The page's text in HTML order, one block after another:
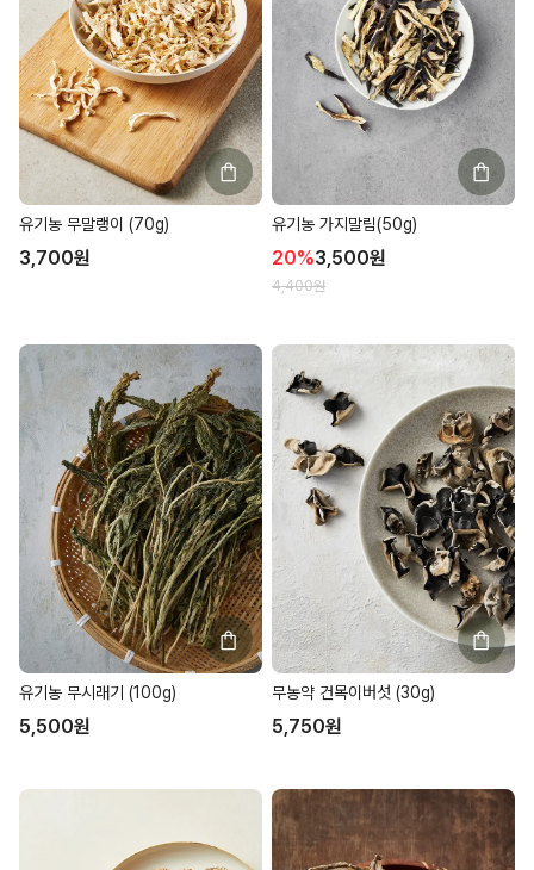
유기농 무말랭이 (70g)
3,700원
유기농 가지말림(50g)
20%3,500원
4,400원
유기농 무시래기 (100g)
5,500원
무농약 건목이버섯 (30g)
5,750원